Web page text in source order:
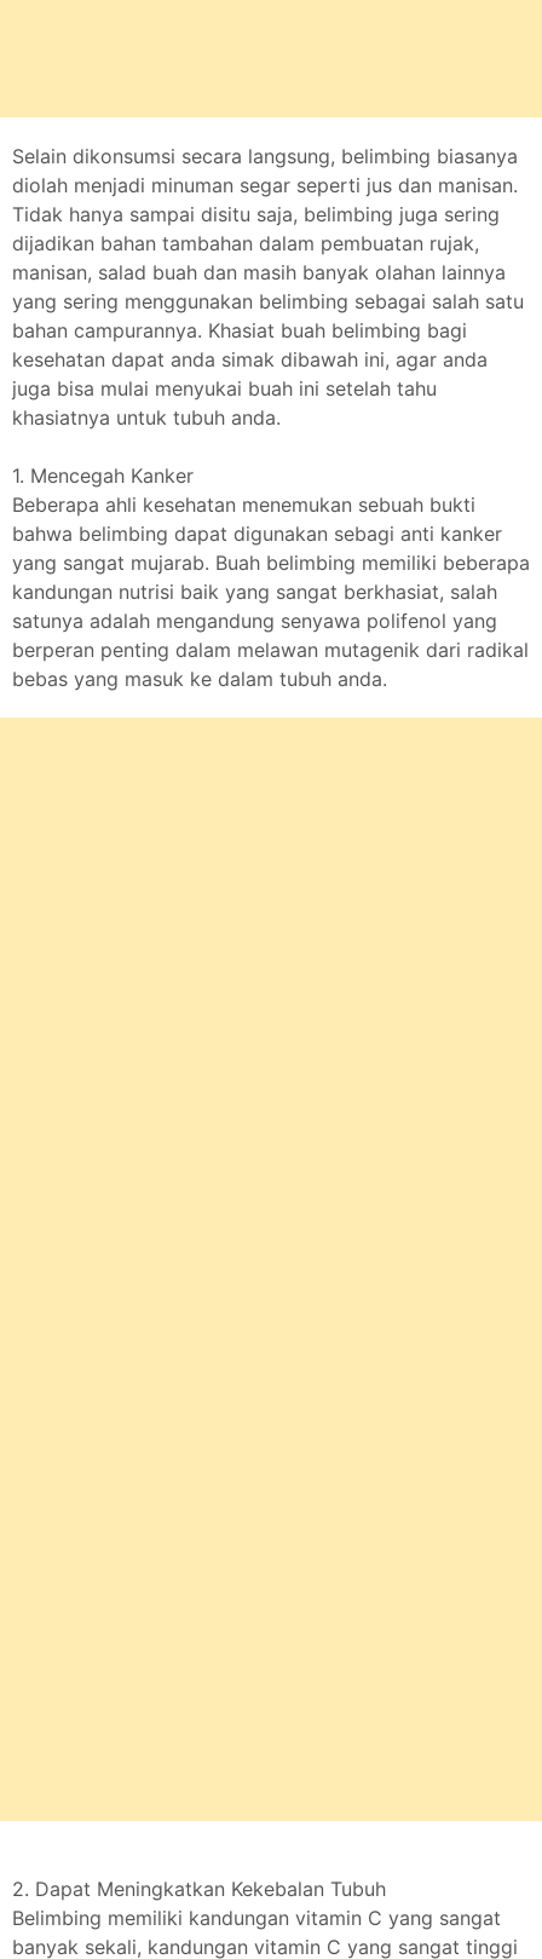
Selain dikonsumsi secara langsung, belimbing biasanya
diolah menjadi minuman segar seperti jus dan manisan.
Tidak hanya sampai disitu saja, belimbing juga sering
dijadikan bahan tambahan dalam pembuatan rujak,
manisan, salad buah dan masih banyak olahan lainnya
yang sering menggunakan belimbing sebagai salah satu
bahan campurannya. Khasiat buah belimbing bagi
kesehatan dapat anda simak dibawah ini, agar anda
juga bisa mulai menyukai buah ini setelah tahu
khasiatnya untuk tubuh anda.
1. Mencegah Kanker
Beberapa ahli kesehatan menemukan sebuah bukti
bahwa belimbing dapat digunakan sebagi anti kanker
yang sangat mujarab. Buah belimbing memiliki beberapa
kandungan nutrisi baik yang sangat berkhasiat, salah
satunya adalah mengandung senyawa polifenol yang
berperan penting dalam melawan mutagenik dari radikal
bebas yang masuk ke dalam tubuh anda.
2. Dapat Meningkatkan Kekebalan Tubuh
Belimbing memiliki kandungan vitamin C yang sangat
banyak sekali, kandungan vitamin C yang sangat tinggi